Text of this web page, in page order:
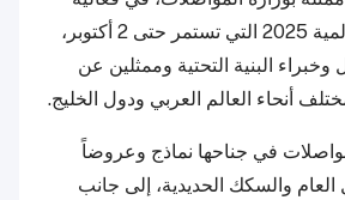
السكك الحديدية العالمية 2025 التي تستمر حتى 2 أكتوبر،
البنية التحتية وممثلين عن
أنحاء العالم العربي ودول الخليج.
في جناحها نماذج وعروضاً
العام والسكك الحديدية، إلى جانب